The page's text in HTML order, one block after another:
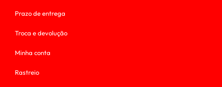
Prazo de entrega
Troca e devolução
Minha conta
Rastreio